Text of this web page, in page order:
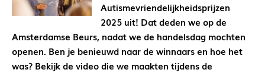
Autismevriendelijkheidsprijzen
2025 uit! Dat deden we op de
Amsterdamse Beurs, nadat we de handelsdag mochten
openen. Ben je benieuwd naar de winnaars en hoe het
was? Bekijk de video die we maakten tijdens de